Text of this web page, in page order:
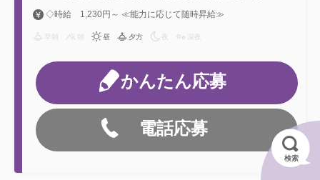
◇時給 1,230円～ ≪能力に応じて随時昇給≫
昼 夕方 夜 深夜
かんたん応募
電話応募
検索